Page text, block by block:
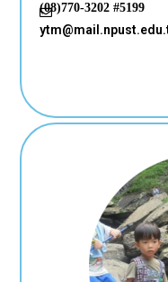
(08)770-3202 #5199